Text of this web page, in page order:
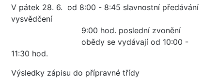
V pátek 28. 6. od 8:00 - 8:45 slavnostní předávání
vysvědčení
9:00 hod. poslední zvonění
obědy se vydávají od 10:00 -
11:30 hod.
Výsledky zápisu do přípravné třídy